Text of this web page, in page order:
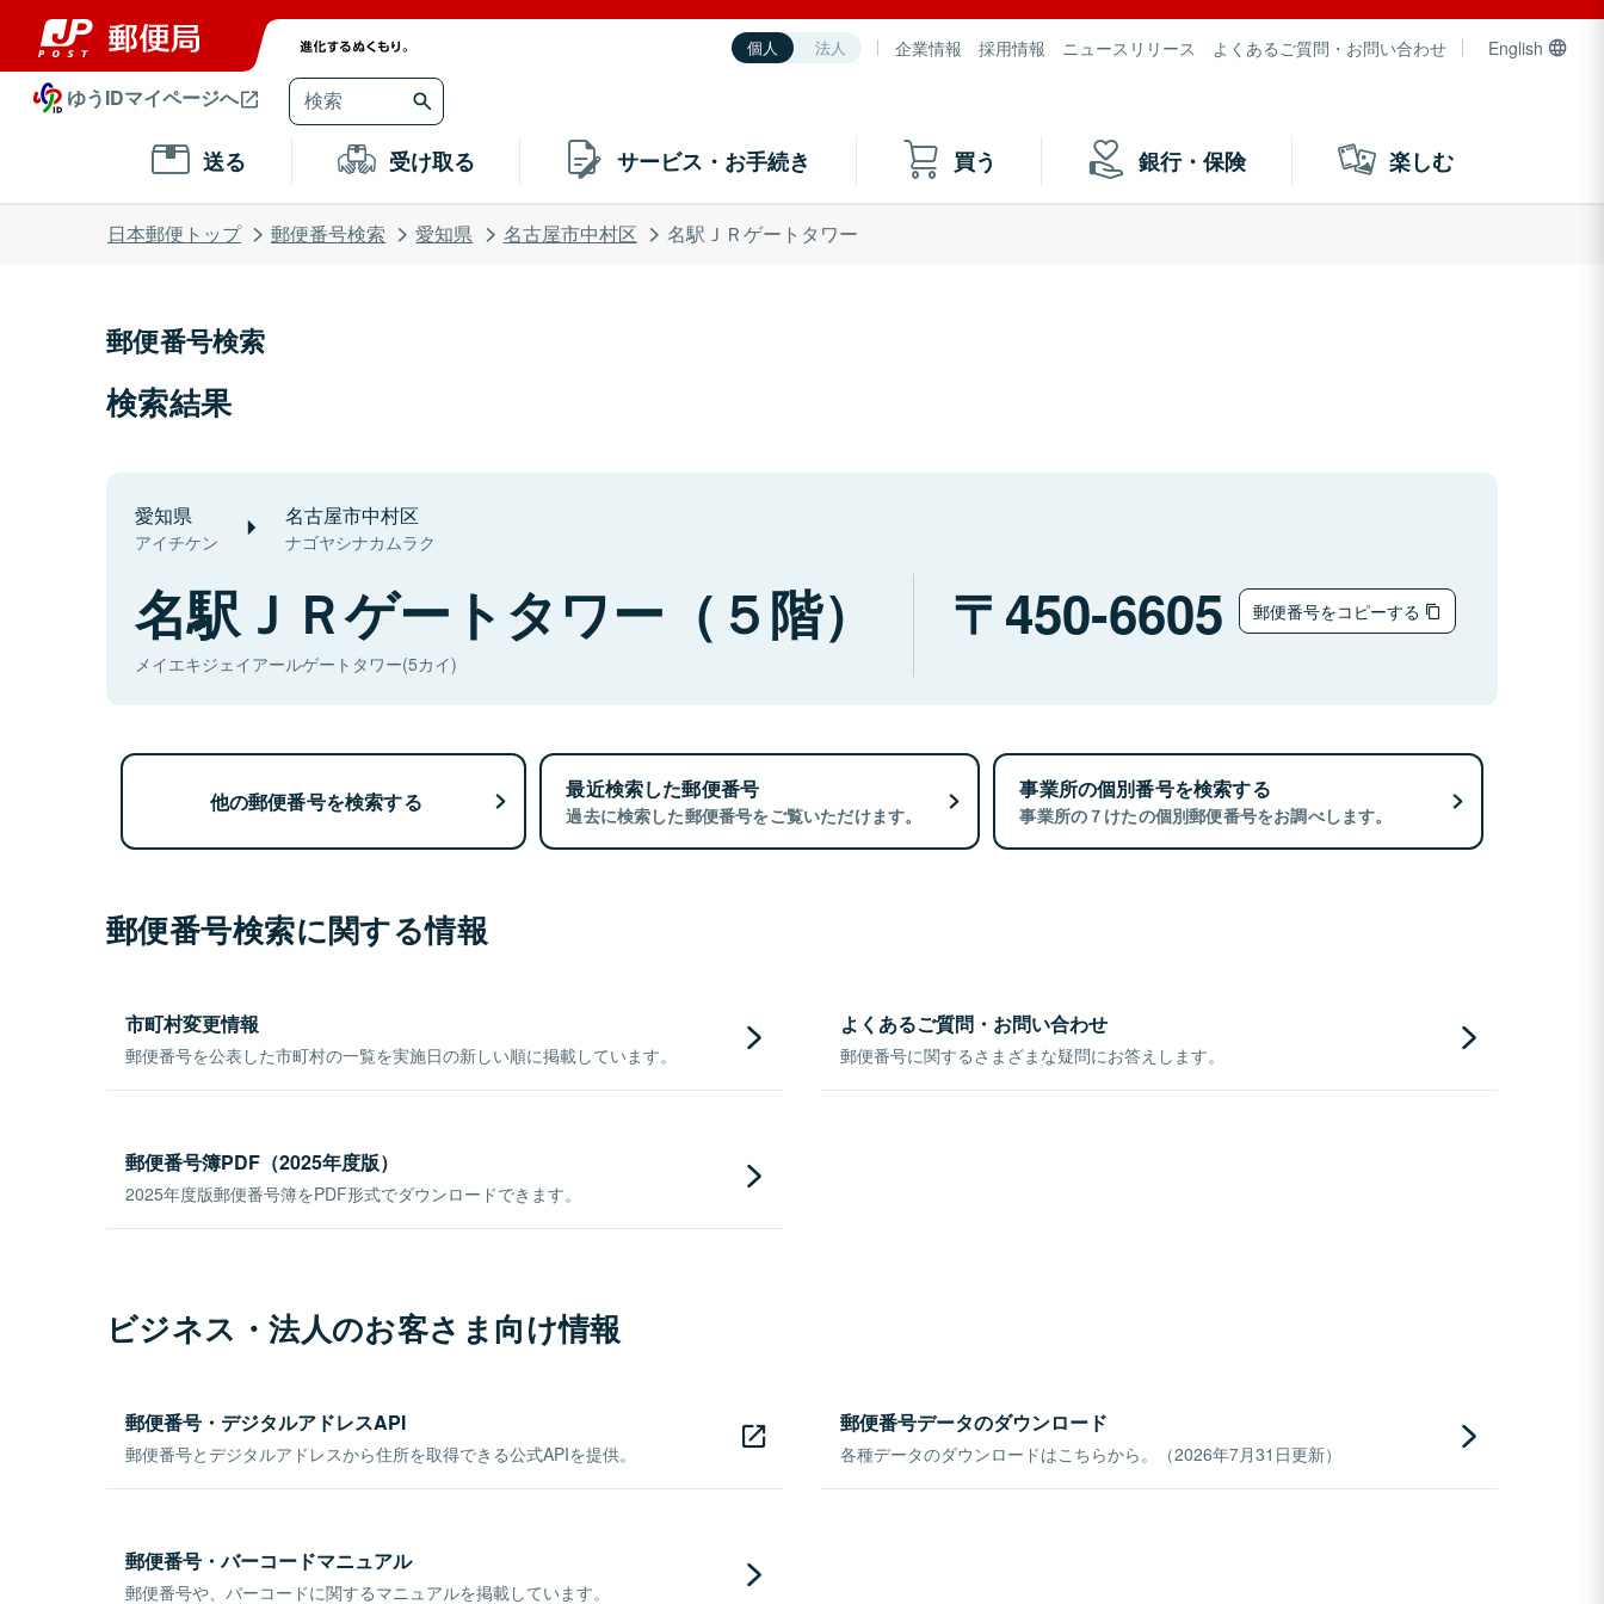
個人 法人 企業情報 採用情報 ニュースリリース よくあるご質問・お問い合わせ English
ゆうIDマイページへ
送る 受け取る サービス・お手続き 買う 銀行・保険 楽しむ
日本郵便トップ 郵便番号検索 愛知県 名古屋市中村区 名駅ＪＲゲートタワー
郵便番号検索
検索結果
愛知県
アイチケン
名古屋市中村区
ナゴヤシナカムラク
名駅ＪＲゲートタワー（５階）
メイエキジェイアールゲートタワー(5カイ)
450-6605 郵便番号をコピーする
他の郵便番号を検索する 最近検索した郵便番号
過去に検索した郵便番号をご覧いただけます。
事業所の個別番号を検索する
事業所の７けたの個別郵便番号をお調べします。
郵便番号検索に関する情報
市町村変更情報
郵便番号を公表した市町村の一覧を実施日の新しい順に掲載しています。
よくあるご質問・お問い合わせ
郵便番号に関するさまざまな疑問にお答えします。
郵便番号簿PDF（2025年度版）
2025年度版郵便番号簿をPDF形式でダウンロードできます。
ビジネス・法人のお客さま向け情報
郵便番号・デジタルアドレスAPI
郵便番号とデジタルアドレスから住所を取得できる公式APIを提供。
郵便番号データのダウンロード
各種データのダウンロードはこちらから。（2026年7月31日更新）
郵便番号・バーコードマニュアル
郵便番号や、バーコードに関するマニュアルを掲載しています。